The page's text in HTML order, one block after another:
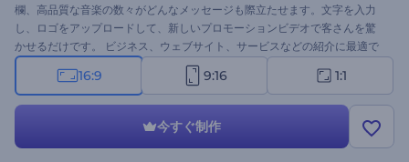
欄、高品質な音楽の数々がどんなメッセージも際立たせます。文字を入力
し、ロゴをアップロードして、新しいプロモーションビデオで客さんを驚
かせるだけです。 ビジネス、ウェブサイト、サービスなどの紹介に最適で
す。今すぐお試してみましょう！
16:9 9:16 1:1
今すぐ制作